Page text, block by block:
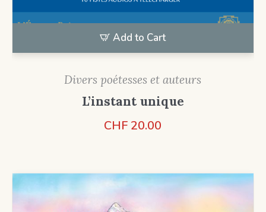
Add to Cart
Divers poétesses et auteurs
L’instant unique
CHF 20.00